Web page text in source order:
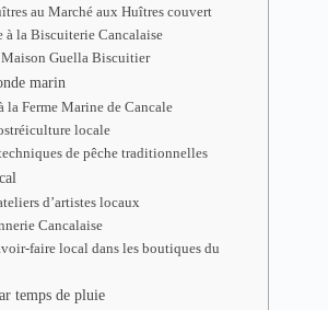
au Marché aux Huîtres couvert
à la Biscuiterie Cancalaise
Maison Guella Biscuitier
marin
la Ferme Marine de Cancale
locale
de pêche traditionnelles
d’artistes locaux
Cancalaise
faire local dans les boutiques du
temps de pluie